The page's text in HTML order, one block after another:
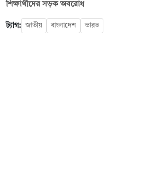
শিক্ষার্থীদের সড়ক অবরোধ
ট্যাগ: জাতীয় বাংলাদেশ ভারত